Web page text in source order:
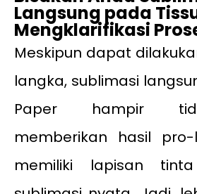
Langsung pada
Mengklarifikasi
Meskipun dapat
langka, sublimasi
Paper hampir
memberikan hasil
memiliki lapisan